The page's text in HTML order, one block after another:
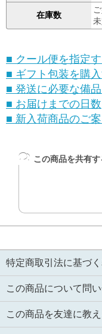
在庫数
■ クール便を指定
■ ギフト包装を購
■ 発送に必要な備品
■ お届けまでの日数
■ 新入荷商品のご
この商品を共有す
特定商取引法に基づ
この商品について問
この商品を友達に教